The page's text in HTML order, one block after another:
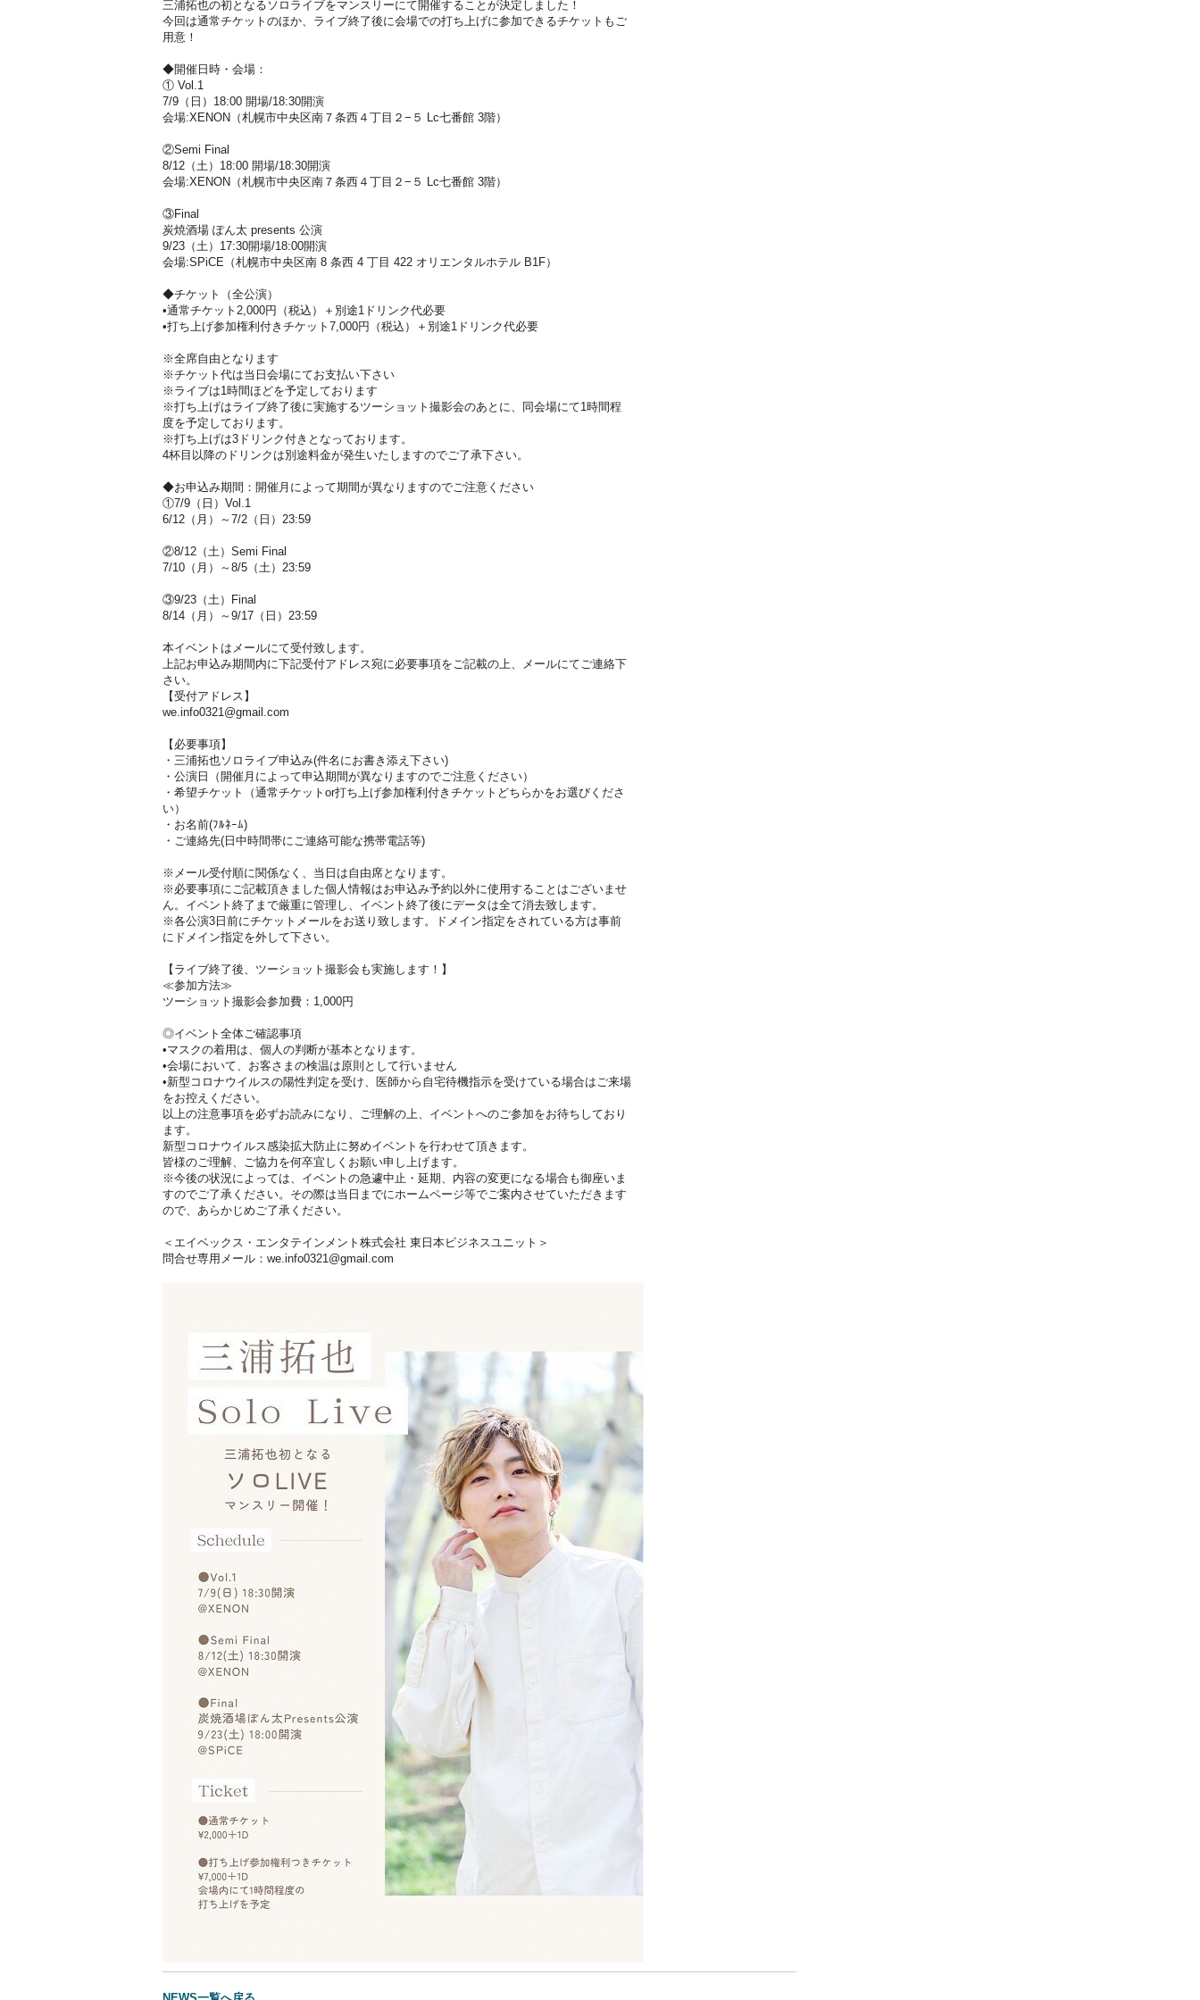
三浦拓也の初となるソロライブをマンスリーにて開催することが決定しました！
今回は通常チケットのほか、ライブ終了後に会場での打ち上げに参加できるチケットもご
用意！
◆開催日時・会場：
① Vol.1
7/9（日）18:00 開場/18:30開演
会場:XENON（札幌市中央区南７条西４丁目２−５ Lc七番館 3階）
②Semi Final
8/12（土）18:00 開場/18:30開演
会場:XENON（札幌市中央区南７条西４丁目２−５ Lc七番館 3階）
③Final
炭焼酒場 ぽん太 presents 公演
9/23（土）17:30開場/18:00開演
会場:SPiCE（札幌市中央区南 8 条西 4 丁目 422 オリエンタルホテル B1F）
◆チケット（全公演）
•通常チケット2,000円（税込）＋別途1ドリンク代必要
•打ち上げ参加権利付きチケット7,000円（税込）＋別途1ドリンク代必要
※全席自由となります
※チケット代は当日会場にてお支払い下さい
※ライブは1時間ほどを予定しております
※打ち上げはライブ終了後に実施するツーショット撮影会のあとに、同会場にて1時間程
度を予定しております。
※打ち上げは3ドリンク付きとなっております。
4杯目以降のドリンクは別途料金が発生いたしますのでご了承下さい。
◆お申込み期間：開催月によって期間が異なりますのでご注意ください
①7/9（日）Vol.1
6/12（月）～7/2（日）23:59
②8/12（土）Semi Final
7/10（月）～8/5（土）23:59
③9/23（土）Final
8/14（月）～9/17（日）23:59
本イベントはメールにて受付致します。
上記お申込み期間内に下記受付アドレス宛に必要事項をご記載の上、メールにてご連絡下
さい。
【受付アドレス】
we.info0321@gmail.com
【必要事項】
・三浦拓也ソロライブ申込み(件名にお書き添え下さい)
・公演日（開催月によって申込期間が異なりますのでご注意ください）
・希望チケット（通常チケットor打ち上げ参加権利付きチケットどちらかをお選びくださ
い）
・お名前(ﾌﾙﾈｰﾑ)
・ご連絡先(日中時間帯にご連絡可能な携帯電話等)
※メール受付順に関係なく、当日は自由席となります。
※必要事項にご記載頂きました個人情報はお申込み予約以外に使用することはございませ
ん。イベント終了まで厳重に管理し、イベント終了後にデータは全て消去致します。
※各公演3日前にチケットメールをお送り致します。ドメイン指定をされている方は事前
にドメイン指定を外して下さい。
【ライブ終了後、ツーショット撮影会も実施します！】
≪参加方法≫
ツーショット撮影会参加費：1,000円
◎イベント全体ご確認事項
•マスクの着用は、個人の判断が基本となります。
•会場において、お客さまの検温は原則として行いません
•新型コロナウイルスの陽性判定を受け、医師から自宅待機指示を受けている場合はご来場
をお控えください。
以上の注意事項を必ずお読みになり、ご理解の上、イベントへのご参加をお待ちしており
ます。
新型コロナウイルス感染拡大防止に努めイベントを行わせて頂きます。
皆様のご理解、ご協力を何卒宜しくお願い申し上げます。
※今後の状況によっては、イベントの急遽中止・延期、内容の変更になる場合も御座いま
すのでご了承ください。その際は当日までにホームページ等でご案内させていただきます
ので、あらかじめご了承ください。
＜エイベックス・エンタテインメント株式会社 東日本ビジネスユニット＞
問合せ専用メール：we.info0321@gmail.com